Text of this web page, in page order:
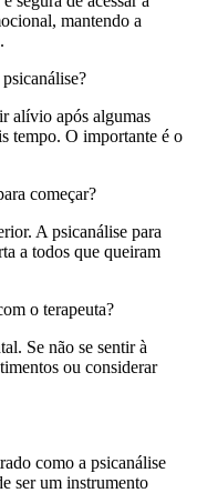
mantendo a
alívio após algumas
tempo. O importante é o
começar?
A psicanálise para
a todos que queiram
o terapeuta?
Se não se sentir à
ou considerar
como a psicanálise
ser um instrumento